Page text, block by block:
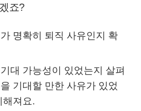
죠?
명확히 퇴직 사유인지 확
대 가능성이 있었는지 살펴
기대할 만한 사유가 있었
해져요.